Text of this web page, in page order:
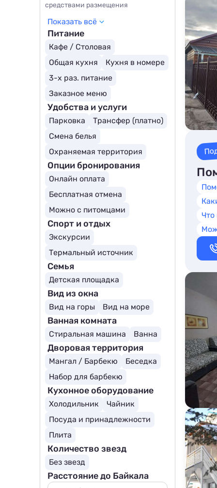
Что
средствами размещения
Показать всё
Питание
Кафе / Столовая
Общая кухня
Кухня в номере
3-х раз. питание
Заказное меню
Удобства и услуги
Парковка
Трансфер (платно)
Смена белья
Охраняемая территория
Опции бронирования
Онлайн оплата
Бесплатная отмена
Можно с питомцами
Спорт и отдых
Экскурсии
Термальный источник
Семья
Детская площадка
Вид из окна
Вид на горы Вид на море
Ванная комната
Стиральная машина Ванна
Дворовая территория
Мангал / Барбекю
Беседка
Набор для барбекю
Кухонное оборудование
Холодильник
Чайник
Посуда и принадлежности
Плита
Количество звезд
Без звезд
Расстояние до Байкала